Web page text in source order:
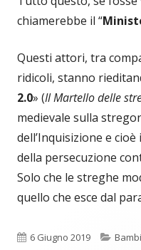
chiamerebbe il “
Questi attori, tra
ridicoli, stanno
2.0» (Il Martello delle
medievale sulla
dell’Inquisizione e
della persecuzione
Solo che le streghe
quello che esce dal
Pubblicato
6 Giugno 2019